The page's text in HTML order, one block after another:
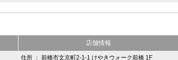
店舗情報
住所 ： 前橋市文京町2-1-1 けやきウォーク前橋 1F